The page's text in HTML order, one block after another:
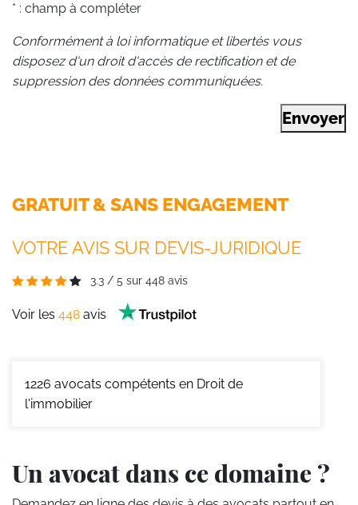
* : champ à compléter
Conformément à loi informatique et libertés vous
disposez d'un droit d'accès de rectification et de
suppression des données communiquées.
Envoyer
GRATUIT & SANS ENGAGEMENT
VOTRE AVIS SUR DEVIS-JURIDIQUE
3.3 / 5 sur 448 avis
Voir les 448 avis
1226 avocats compétents en Droit de
l'immobilier
Un avocat dans ce domaine ?